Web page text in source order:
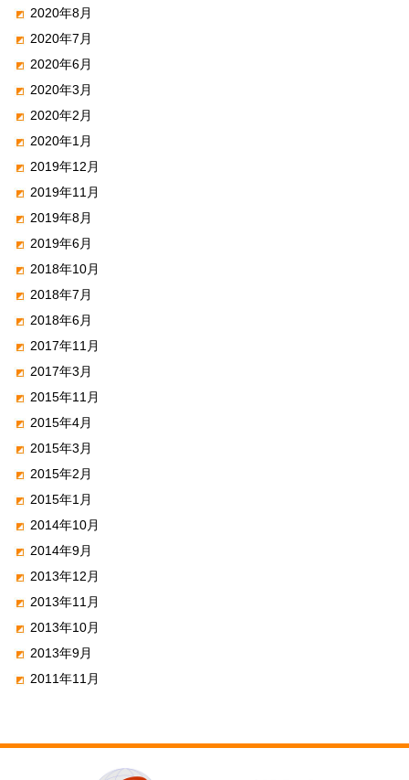
2020年8月
2020年7月
2020年6月
2020年3月
2020年2月
2020年1月
2019年12月
2019年11月
2019年8月
2019年6月
2018年10月
2018年7月
2018年6月
2017年11月
2017年3月
2015年11月
2015年4月
2015年3月
2015年2月
2015年1月
2014年10月
2014年9月
2013年12月
2013年11月
2013年10月
2013年9月
2011年11月